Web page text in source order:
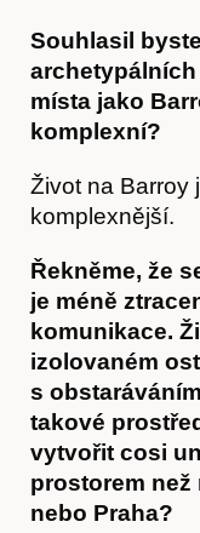
Souhlasil
místa jako
komplexní?
Život na Barroy
komplexnější.
Řekněme, že
je méně
komunikace.
izolovaném
s
takové
vytvořit cosi
prostorem
nebo Praha?